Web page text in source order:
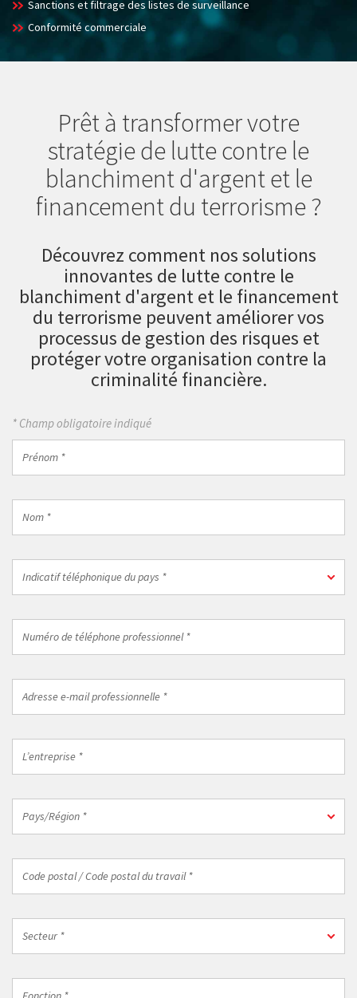
Sanctions et filtrage des listes de surveillance
Conformité commerciale
Prêt à transformer votre
stratégie de lutte contre le
blanchiment d'argent et le
financement du terrorisme ?
Découvrez comment nos solutions
innovantes de lutte contre le
blanchiment d'argent et le financement
du terrorisme peuvent améliorer vos
processus de gestion des risques et
protéger votre organisation contre la
criminalité financière.
* Champ obligatoire indiqué
téléphonique
pays
Indicatif téléphonique du pays *
de
professionnel
e-
professionnelle
Pays/Région *
postal
Code
postal
du
Secteur *